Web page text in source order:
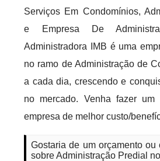
Serviços Em Condomínios,
e Empresa De
Administradora IMB é uma
no ramo de Administração de
a cada dia, crescendo e
no mercado. Venha fazer um
empresa de melhor custo/
Gostaria de um orçamento ou
sobre Administração Predial